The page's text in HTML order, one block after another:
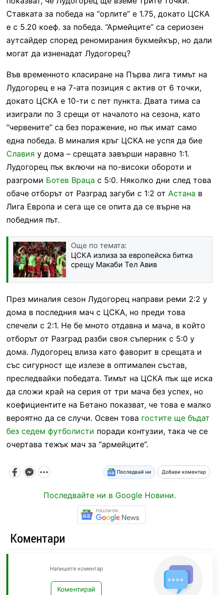
Ставката за победа на “орлите” е 1.75, докато ЦСКА
е с 5.20 коеф. за победа. “Армейците” са сериозен
аутсайдер според реномирания букмейкър, но дали
могат да изненадат Лудогорец?
Във временното класиране на Първа лига тимът на
Лудогорец е на 7-ата позиция с актив от 6 точки,
докато ЦСКА е 10-ти с пет пункта. Двата тима са
изиграли по 3 срещи от началото на сезона, като
“червените” са без поражение, но пък имат само
една победа. В миналия кръг ЦСКА не успя да бие
Славия у дома – срещата завърши наравно 1:1.
Лудогорец пък включи на по-високи обороти и
разгроми Ботев Враца с 5:0. Няколко дни след това
обаче отборът от Разград загуби с 1:2 от Астана в
Лига Европа и сега ще се опита да се върне на
победния път.
Още по темата:
ЦСКА излиза за европейска битка
срещу Макаби Тел Авив
През миналия сезон Лудогорец направи реми 2:2 у
дома в последния мач с ЦСКА, но преди това
спечели с 2:1. Не бе мното отдавна и мача, в който
отборът от Разград разби своя съперник с 5:0 у
дома. Лудогорец влиза като фаворит в срещата и
със сигурност ще излезе в оптимален състав,
преследвайки победата. Тимът на ЦСКА пък ще иска
да сложи край на серия от три мача без успех, но
коефициентите на Бетано показват, че това е малко
вероятно да се случи. Освен това гостите ще бъдат
без седем футболисти поради контузии, така че се
очертава тежък мач за “армейците”.
Последвай ни Добави коментар
Последвайте ни в Google Новини.
Коментари
Напишете коментар
Коментирай